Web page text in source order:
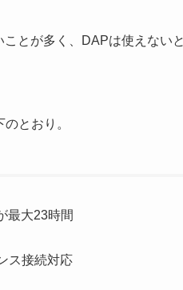
とが多く、DAPは使えない
とおり。
最大23時間
ス接続対応